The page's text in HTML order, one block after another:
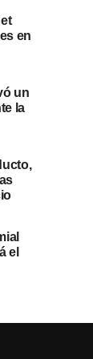
en
un
la
el